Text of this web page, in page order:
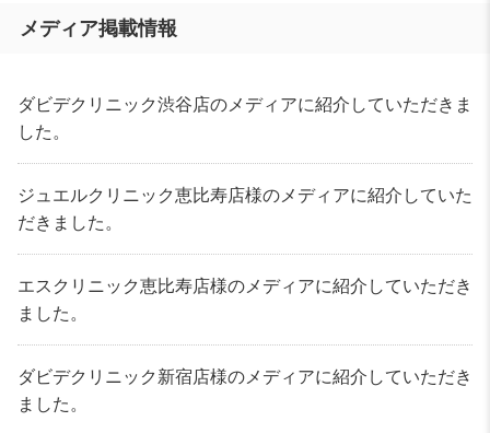
メディア掲載情報
ダビデクリニック渋谷店のメディアに紹介していただきま
した。
ジュエルクリニック恵比寿店様のメディアに紹介していた
だきました。
エスクリニック恵比寿店様のメディアに紹介していただき
ました。
ダビデクリニック新宿店様のメディアに紹介していただき
ました。